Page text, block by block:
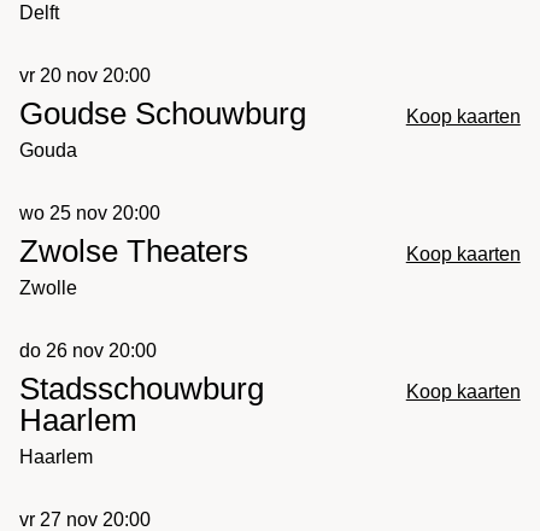
Delft
vr 20 nov 20:00
Goudse Schouwburg
Gouda
Koop kaarten
wo 25 nov 20:00
Zwolse Theaters
Zwolle
Koop kaarten
do 26 nov 20:00
Stadsschouwburg
Haarlem
Haarlem
Koop kaarten
vr 27 nov 20:00